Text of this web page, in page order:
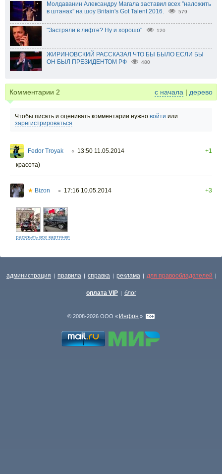
Молдаванин Александру Магала заставил всех ”наложить
в штанах” на шоу Britain's Got Talent 2016.
579
"Застряли в лифте? Ну и хорошо" 120
ЖИРИНОВСКИЙ РАССКАЗАЛ ЧТО БЫ БЫЛО ЕСЛИ БЫ
ОН БЫЛ ПРЕЗИДЕНТОМ РФ
480
Комментарии 2 с начала | дерево
Чтобы писать и оценивать комментарии нужно войти или
зарегистрироваться
Fedor Troyak ○ 13:50 11.05.2014
+1
красота)
★ Bizon ○ 17:16 10.05.2014 +3
раскрыть все картинки
администрация | правила | справка | реклама | для правообладателей |
оплата VIP | блог
© 2008-2026 ООО « Инфон »